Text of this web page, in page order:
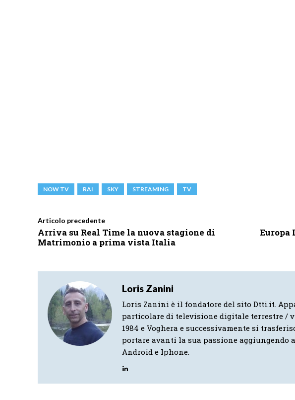
NOW TV RAI SKY STREAMING TV
Articolo precedente
Arriva su Real Time la nuova stagione di
Matrimonio a prima vista Italia
Europa
Loris Zanini
Loris Zanini è il fondatore del sito Dtti.it.
particolare di televisione digitale terrestre /
1984 e Voghera e successivamente si
portare avanti la sua passione aggiungendo
Android e Iphone.